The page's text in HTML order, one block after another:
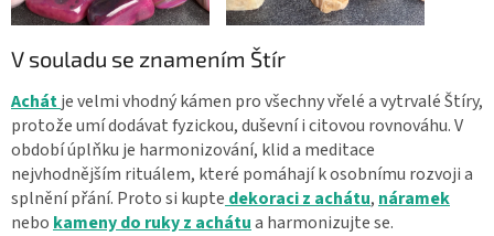
V souladu se znamením Štír
Achátje velmi vhodný kámen pro všechny vřelé a vytrvalé Štíry,
protože umí dodávat fyzickou, duševní i citovou rovnováhu. V
období úplňku je harmonizování, klid a meditace
nejvhodnějším rituálem, které pomáhají k osobnímu rozvoji a
splnění přání. Proto si kupte dekoraci z achátu, náramek
nebo kameny do ruky z achátua harmonizujte se.